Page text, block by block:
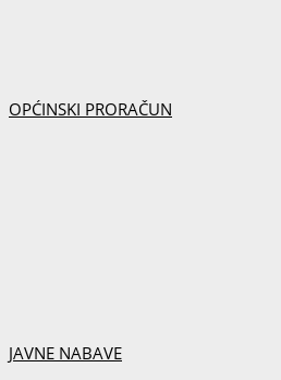
OPĆINSKI PRORAČUN
JAVNE NABAVE